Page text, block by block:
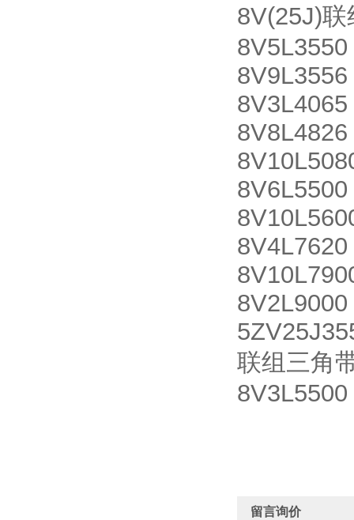
8V(25J)
联组三角
留言询价